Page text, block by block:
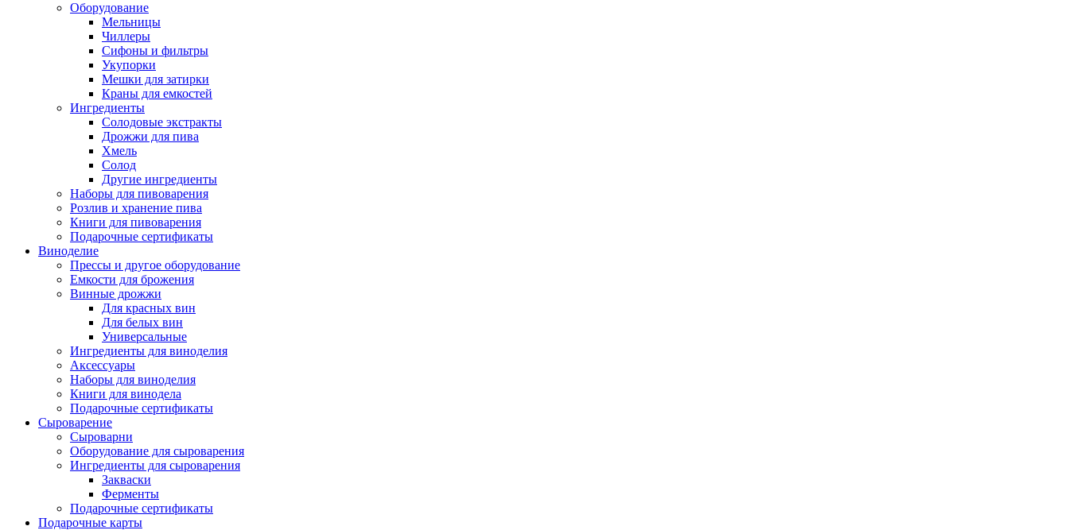
Оборудование
Мельницы
Чиллеры
Сифоны и фильтры
Укупорки
Мешки для затирки
Краны для емкостей
Ингредиенты
Солодовые экстракты
Дрожжи для пива
Хмель
Солод
Другие ингредиенты
Наборы для пивоварения
Розлив и хранение пива
Книги для пивоварения
Подарочные сертификаты
Виноделие
Прессы и другое оборудование
Емкости для брожения
Винные дрожжи
Для красных вин
Для белых вин
Универсальные
Ингредиенты для виноделия
Аксессуары
Наборы для виноделия
Книги для винодела
Подарочные сертификаты
Сыроварение
Сыроварни
Оборудование для сыроварения
Ингредиенты для сыроварения
Закваски
Ферменты
Подарочные сертификаты
Подарочные карты